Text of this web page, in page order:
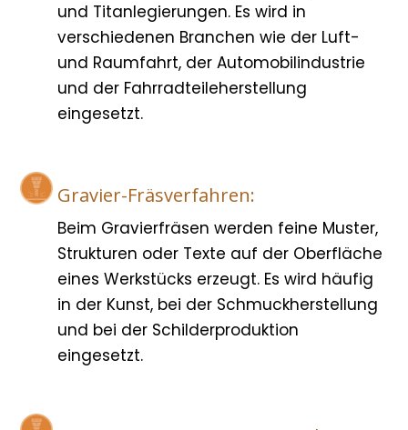
und Titanlegierungen. Es wird in
verschiedenen Branchen wie der Luft-
und Raumfahrt, der Automobilindustrie
und der Fahrradteileherstellung
eingesetzt.
Gravier-Fräsverfahren:
Beim Gravierfräsen werden feine Muster,
Strukturen oder Texte auf der Oberfläche
eines Werkstücks erzeugt. Es wird häufig
in der Kunst, bei der Schmuckherstellung
und bei der Schilderproduktion
eingesetzt.